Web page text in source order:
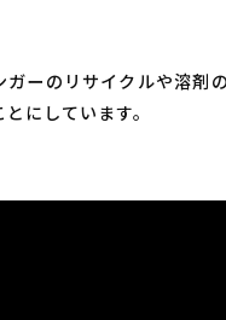
ガーのリサイクルや溶剤
にしています。